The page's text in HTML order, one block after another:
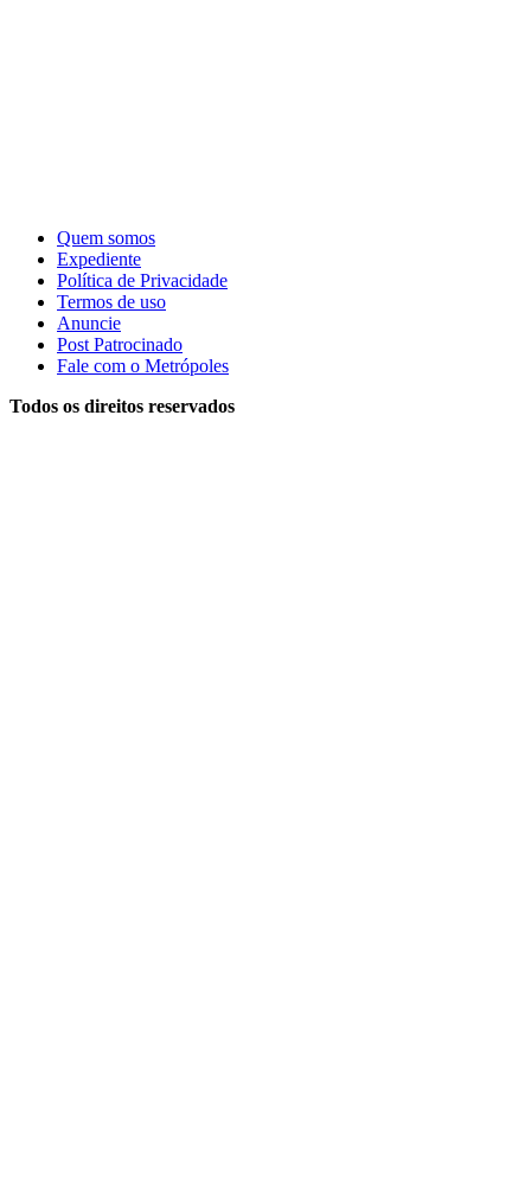
Quem somos
Expediente
Política de Privacidade
Termos de uso
Anuncie
Post Patrocinado
Fale com o Metrópoles
Todos os direitos reservados